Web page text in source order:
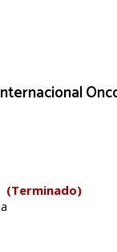
(Terminado)